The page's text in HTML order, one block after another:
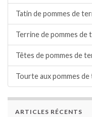
Tatin de pommes de
Terrine de pommes de
Têtes de pommes de
Tourte aux pommes
ARTICLES RÉCENTS